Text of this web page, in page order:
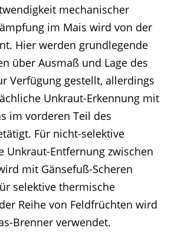
mechanischer
im Mais wird von der
Hier werden grundlegende
über Ausmaß und Lage des
Verfügung gestellt, allerdings
Unkraut-Erkennung mit
im vorderen Teil des
Für nicht-selektive
Unkraut-Entfernung zwischen
mit Gänsefuß-Scheren
selektive thermische
Reihe von Feldfrüchten wird
Brenner verwendet.